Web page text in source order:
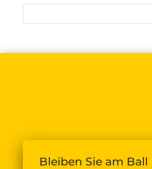
Bleiben Sie am Ball